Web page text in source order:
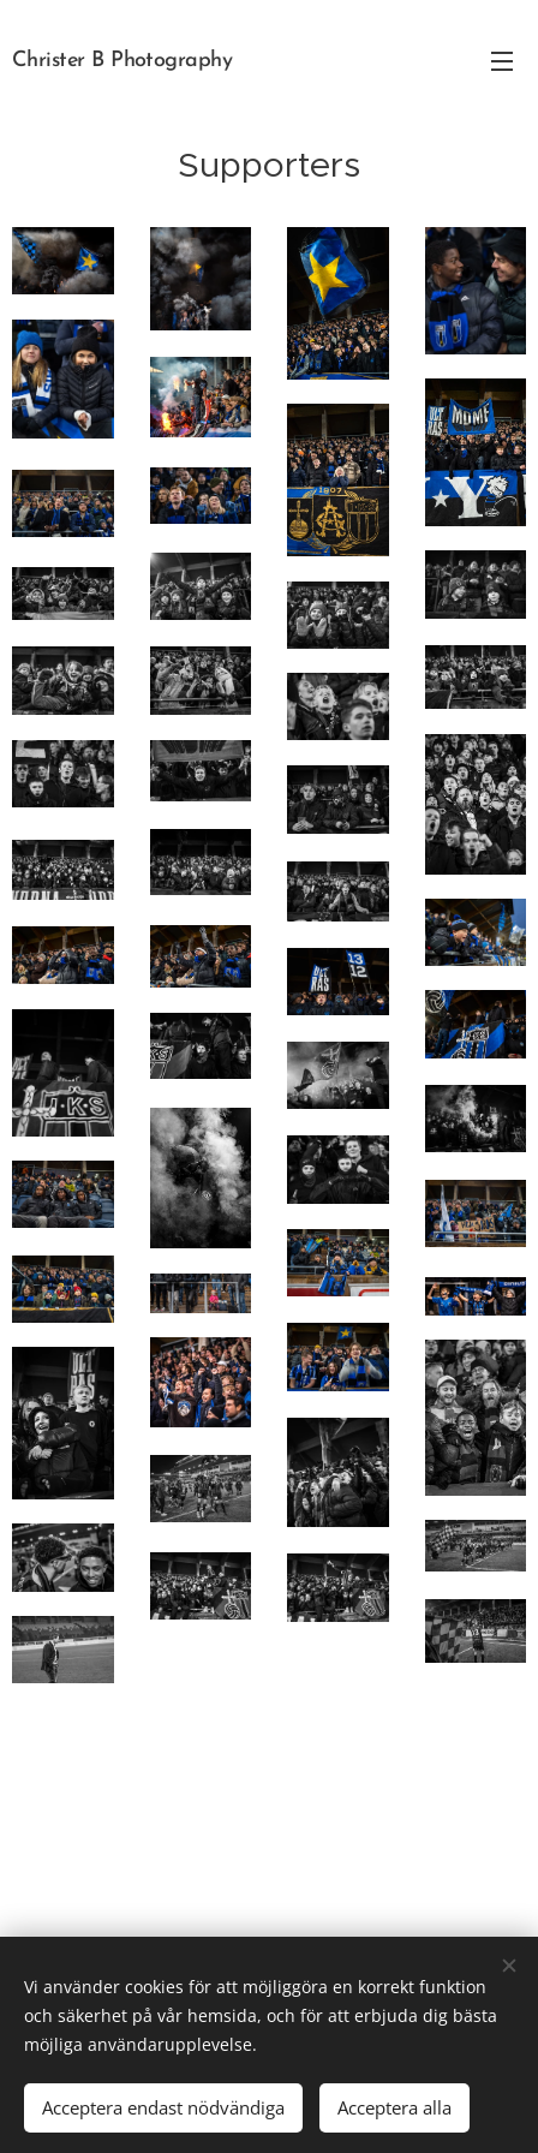
Christer B Photography
Supporters
© 2025 Christer Björkman. Uppsala, Sweden
Cookies
Vi använder cookies för att möjliggöra en korrekt funktion
och säkerhet på vår hemsida, och för att erbjuda dig bästa
möjliga användarupplevelse.
Acceptera endast nödvändiga Acceptera alla